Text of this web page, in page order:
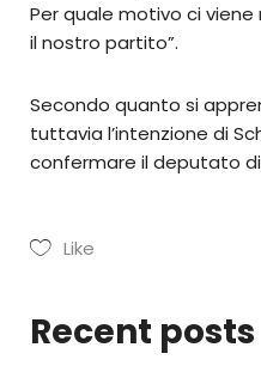
Per quale motivo ci
il nostro partito”.
Secondo quanto si
tuttavia l’intenzione di
confermare il deputato
Like
Recent posts